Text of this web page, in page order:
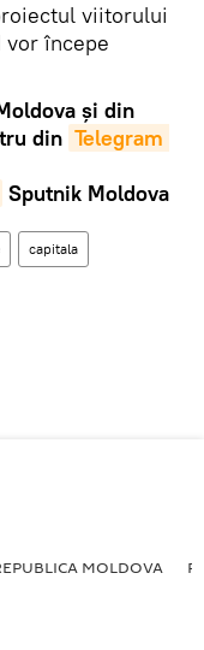
viitorului
începe
și din
din Telegram
Sputnik Moldova
capitala
MOLDOVA